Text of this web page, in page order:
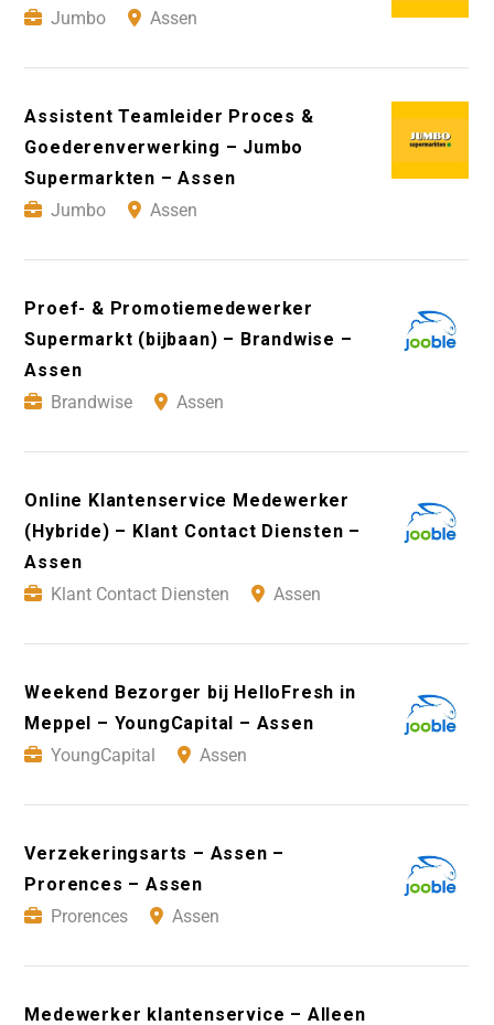
Jumbo
Assen
Assistent Teamleider Proces &
Goederenverwerking – Jumbo
Supermarkten – Assen
Jumbo
Assen
Proef- & Promotiemedewerker
Supermarkt (bijbaan) – Brandwise –
Assen
Brandwise
Assen
Online Klantenservice Medewerker
(Hybride) – Klant Contact Diensten –
Assen
Klant Contact Diensten
Assen
Weekend Bezorger bij HelloFresh in
Meppel – YoungCapital – Assen
YoungCapital
Assen
Verzekeringsarts – Assen –
Prorences – Assen
Prorences
Assen
Medewerker klantenservice – Alleen